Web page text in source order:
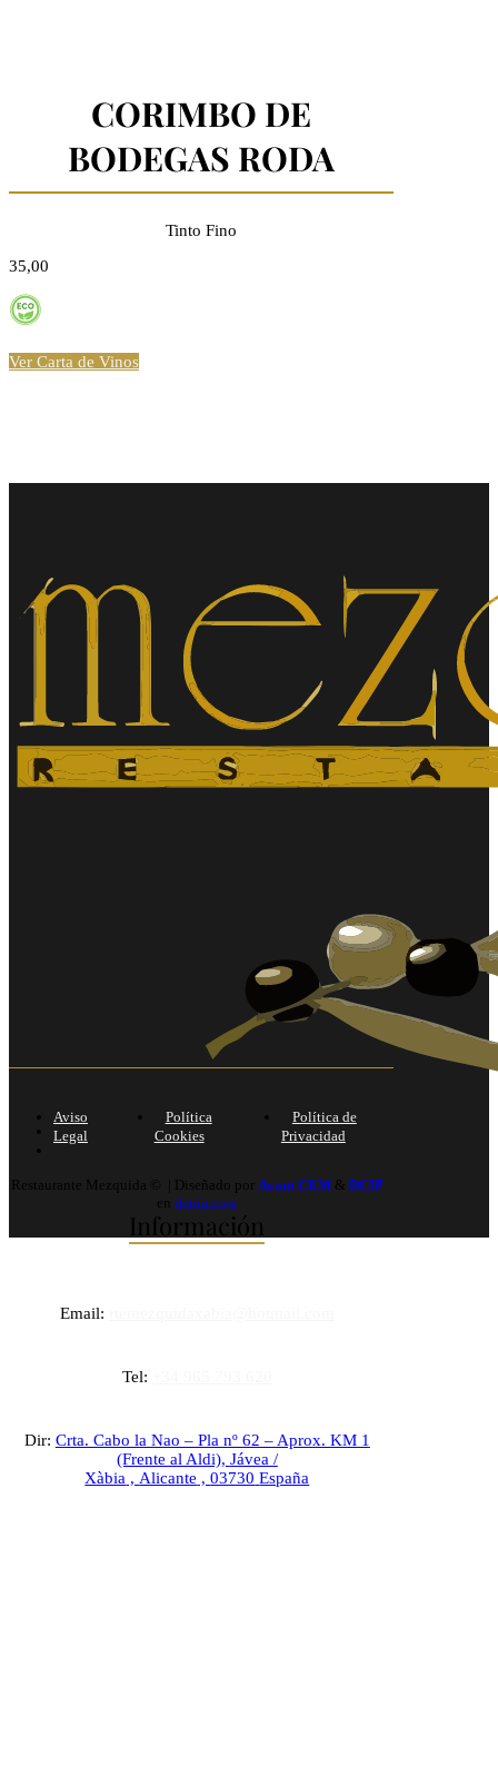
CORIMBO DE
BODEGAS RODA
Tinto Fino
35,00
Ver Carta de Vinos
Información
Email:
Tel:
Dir: Crta. Cabo la Nao – Pla nº 62 – Aprox. KM 1
(Frente al Aldi), Jávea /
Xàbia ,Alicante ,03730 España
Aviso
Legal
Política
Cookies
Política de
Privacidad
Restaurante Mezquida © | Diseñado por Avant CEM& DCIP
endenia.com